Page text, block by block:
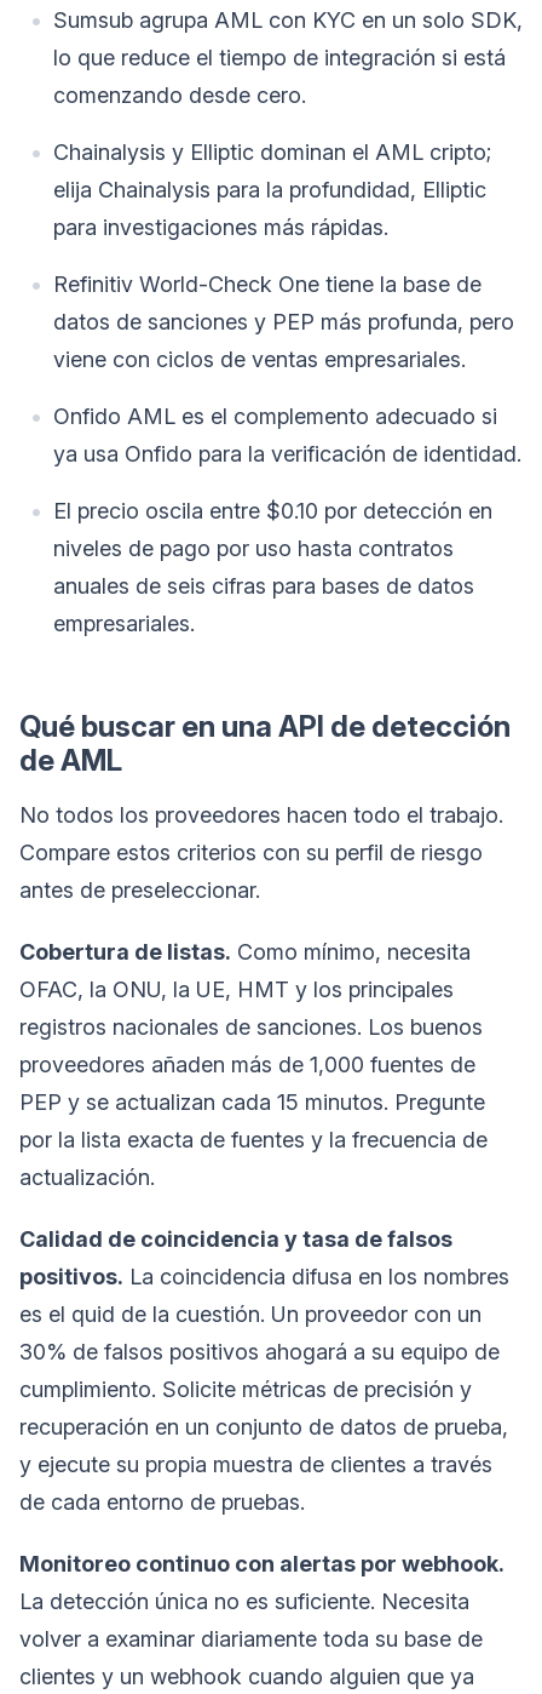
Sumsub agrupa AML con KYC en un solo SDK,
lo que reduce el tiempo de integración si está
comenzando desde cero.
Chainalysis y Elliptic dominan el AML cripto;
elija Chainalysis para la profundidad, Elliptic
para investigaciones más rápidas.
Refinitiv World-Check One tiene la base de
datos de sanciones y PEP más profunda, pero
viene con ciclos de ventas empresariales.
Onfido AML es el complemento adecuado si
ya usa Onfido para la verificación de identidad.
El precio oscila entre $0.10 por detección en
niveles de pago por uso hasta contratos
anuales de seis cifras para bases de datos
empresariales.
Qué buscar en una API de detección
de AML
No todos los proveedores hacen todo el trabajo.
Compare estos criterios con su perfil de riesgo
antes de preseleccionar.
Cobertura de listas. Como mínimo, necesita
OFAC, la ONU, la UE, HMT y los principales
registros nacionales de sanciones. Los buenos
proveedores añaden más de 1,000 fuentes de
PEP y se actualizan cada 15 minutos. Pregunte
por la lista exacta de fuentes y la frecuencia de
actualización.
Calidad de coincidencia y tasa de falsos
positivos. La coincidencia difusa en los nombres
es el quid de la cuestión. Un proveedor con un
30% de falsos positivos ahogará a su equipo de
cumplimiento. Solicite métricas de precisión y
recuperación en un conjunto de datos de prueba,
y ejecute su propia muestra de clientes a través
de cada entorno de pruebas.
Monitoreo continuo con alertas por webhook.
La detección única no es suficiente. Necesita
volver a examinar diariamente toda su base de
clientes y un webhook cuando alguien que ya